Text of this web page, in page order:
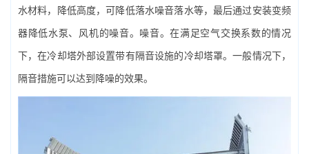
水材料，降低高度，可降低落水噪音落水等，最后通过安装变频
器降低水泵、风机的噪音。噪音。在满足空气交换系数的情况
下，在冷却塔外部设置带有隔音设施的冷却塔罩。一般情况下，
隔音措施可以达到降噪的效果。